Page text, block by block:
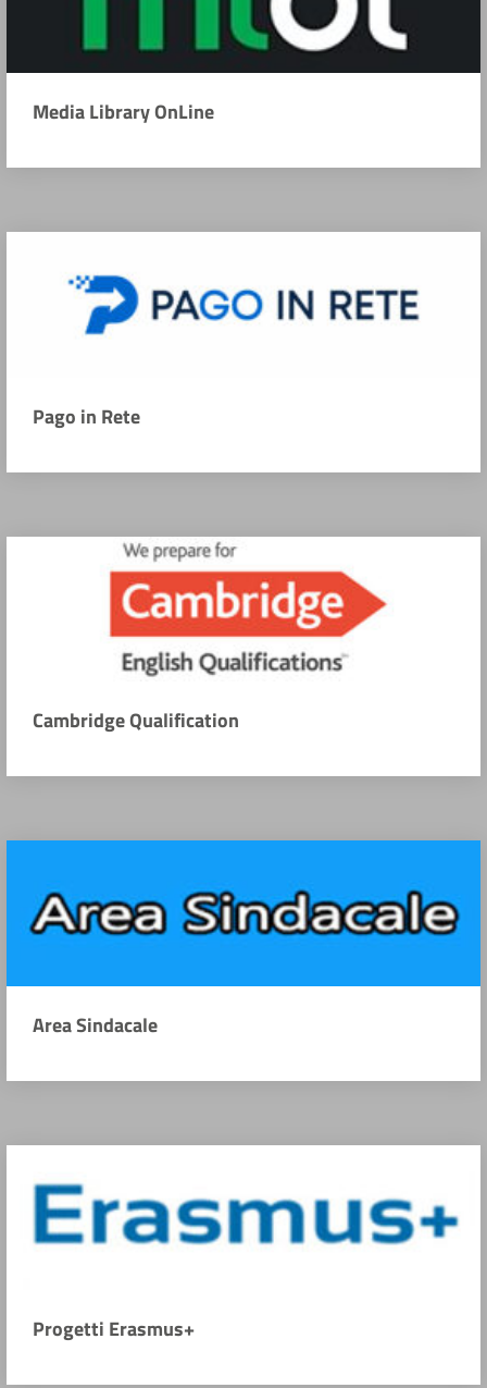
Media Library OnLine
Pago in Rete
Cambridge Qualification
Area Sindacale
Progetti Erasmus+